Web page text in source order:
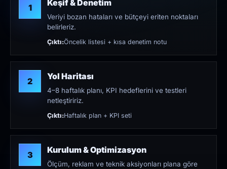
1 Keşif & Denetim
Veriyi bozan hataları ve bütçeyi eriten noktaları
belirleriz.
Çıktı:Öncelik listesi + kısa denetim notu
2 Yol Haritası
4–8 haftalık planı, KPI hedeflerini ve testleri
netleştiririz.
Çıktı:Haftalık plan + KPI seti
3 Kurulum & Optimizasyon
Ölçüm, reklam ve teknik aksiyonları plana göre